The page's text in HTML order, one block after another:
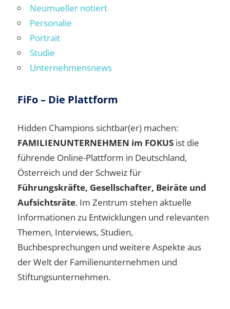
Neumueller notiert
Personalie
Portrait
Studie
Unternehmensnews
FiFo – Die Plattform
Hidden Champions sichtbar(er) machen:
FAMILIENUNTERNEHMEN im FOKUS ist die
führende Online-Plattform in Deutschland,
Österreich und der Schweiz für
Führungskräfte, Gesellschafter, Beiräte und
Aufsichtsräte. Im Zentrum stehen aktuelle
Informationen zu Entwicklungen und relevanten
Themen, Interviews, Studien,
Buchbesprechungen und weitere Aspekte aus
der Welt der Familienunternehmen und
Stiftungsunternehmen.